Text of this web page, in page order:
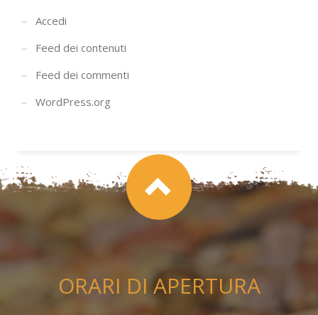
Accedi
Feed dei contenuti
Feed dei commenti
WordPress.org
ORARI DI APERTURA